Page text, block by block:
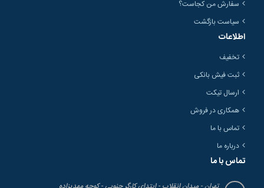
سفارش من کجاست؟
سیاست بازگشت
اطلاعات
تخفیف
ثبت فیش بانکی
ارسال تیکت
همکاری در فروش
تماس با ما
درباره ما
تماس با ما